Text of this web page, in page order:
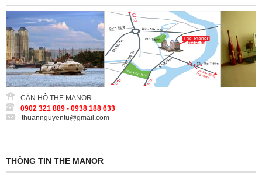
CĂN HỘ THE MANOR
0902 321 889 - 0938 188 633
thuannguyentu@gmail.com
THÔNG TIN THE MANOR